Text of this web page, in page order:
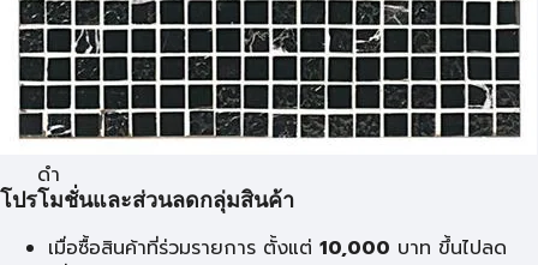
ดำ
โปรโมชั่นและส่วนลดกลุ่มสินค้า
เมื่อซื้อสินค้าที่ร่วมรายการ ตั้งแต่ 10,000 บาท ขึ้นไปลด